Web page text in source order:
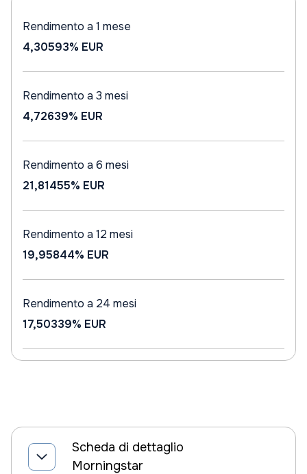
Rendimento a 1 mese
4,30593% EUR
Rendimento a 3 mesi
4,72639% EUR
Rendimento a 6 mesi
21,81455% EUR
Rendimento a 12 mesi
19,95844% EUR
Rendimento a 24 mesi
17,50339% EUR
Scheda di dettaglio
Morningstar